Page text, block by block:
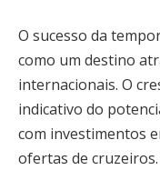
O sucesso da
como um destino
internacionais. O
indicativo do
com investimentos
ofertas de cruzeiros.